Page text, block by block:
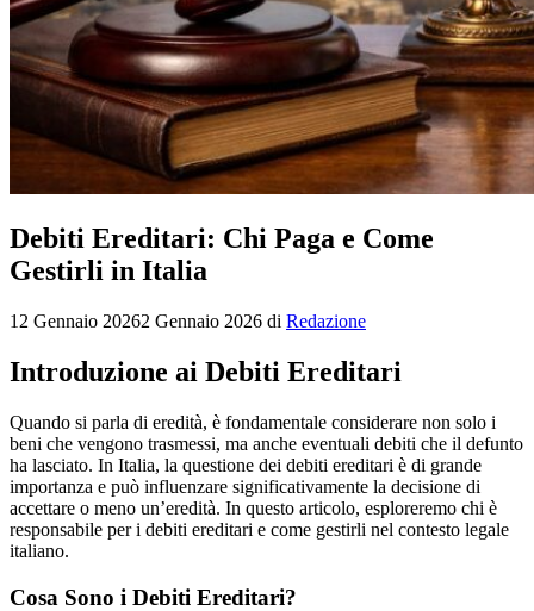
Debiti Ereditari: Chi Paga e Come
Gestirli in Italia
12 Gennaio 20262 Gennaio 2026 di Redazione
Introduzione ai Debiti Ereditari
Quando si parla di eredità, è fondamentale considerare non solo i
beni che vengono trasmessi, ma anche eventuali debiti che il defunto
ha lasciato. In Italia, la questione dei debiti ereditari è di grande
importanza e può influenzare significativamente la decisione di
accettare o meno un’eredità. In questo articolo, esploreremo chi è
responsabile per i debiti ereditari e come gestirli nel contesto legale
italiano.
Cosa Sono i Debiti Ereditari?